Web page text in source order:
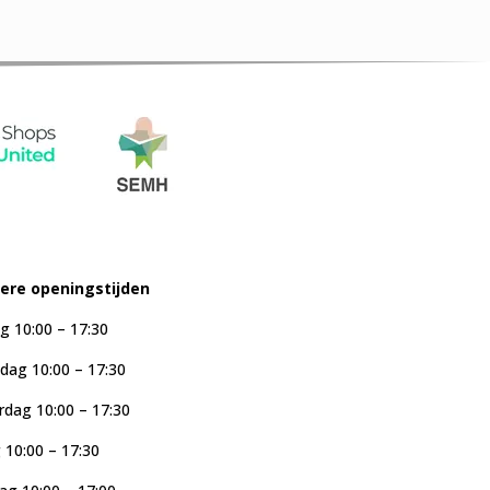
openingstijden
10:00 – 17:30
10:00 – 17:30
10:00 – 17:30
– 17:30